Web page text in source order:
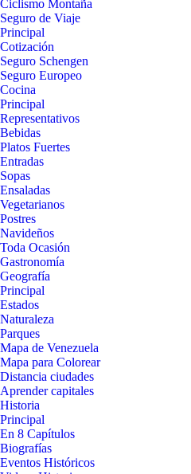
Ciclismo Montaña
Seguro de Viaje
Principal
Cotización
Seguro Schengen
Seguro Europeo
Cocina
Principal
Representativos
Bebidas
Platos Fuertes
Entradas
Sopas
Ensaladas
Vegetarianos
Postres
Navideños
Toda Ocasión
Gastronomía
Geografía
Principal
Estados
Naturaleza
Parques
Mapa de Venezuela
Mapa para Colorear
Distancia ciudades
Aprender capitales
Historia
Principal
En 8 Capítulos
Biografías
Eventos Históricos